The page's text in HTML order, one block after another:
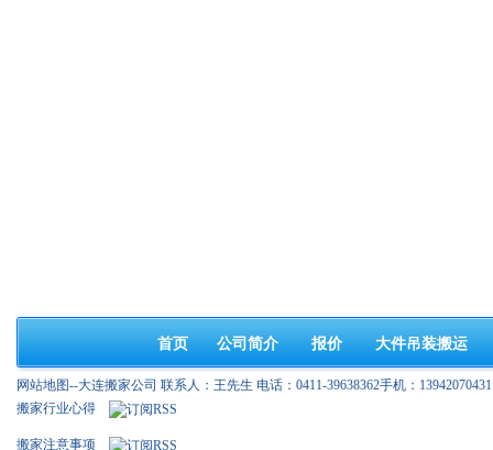
首页 公司简介 报价 大件吊装搬运
网站地图--大连搬家公司 联系人：王先生 电话：0411-39638362手机：13942070431
搬家行业心得
搬家注意事项